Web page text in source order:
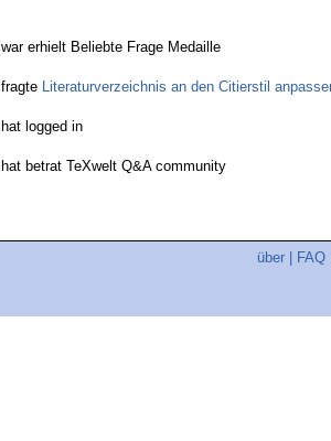
war erhielt Beliebte Frage Medaille
fragte Literaturverzeichnis an den Citierstil
hat logged in
hat betrat TeXwelt Q&A community
über FAQ